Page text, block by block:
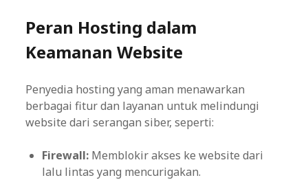
Peran Hosting dalam
Keamanan Website
Penyedia hosting yang aman menawarkan
berbagai fitur dan layanan untuk melindungi
website dari serangan siber, seperti:
Firewall: Memblokir akses ke website dari
lalu lintas yang mencurigakan.